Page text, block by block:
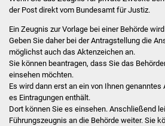
der Post direkt vom Bundesamt für Justiz.
Ein Zeugnis zur Vorlage bei einer Behörde
Geben Sie daher bei der Antragstellung die
möglichst auch das Aktenzeichen an.
Sie können beantragen, dass Sie das
einsehen möchten.
Es wird dann erst an ein von Ihnen
es Eintragungen enthält.
Dort können Sie es einsehen. Anschließend
Führungszeugnis an die Behörde weiter. Sie